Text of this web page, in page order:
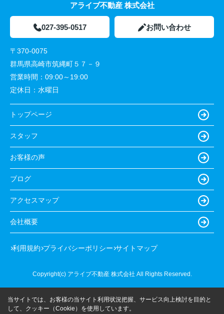
アライブ不動産 株式会社
027-395-0517 お問い合わせ
〒370-0075
群馬県高崎市筑縄町５７－９
営業時間： 09:00～19:00
定休日： 水曜日
トップページ
スタッフ
お客様の声
ブログ
アクセスマップ
会社概要
利用規約 プライバシーポリシー サイトマップ
Copyright(c) アライブ不動産 株式会社 All Rights Reserved.
当サイトでは、お客様の当サイト利用状況把握、サービス向上検討を目的と
して、クッキー（Cookie）を使用しています。